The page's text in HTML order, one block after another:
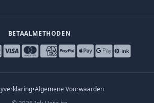
BETAALMETHODEN
•Algemene Voorwaarden